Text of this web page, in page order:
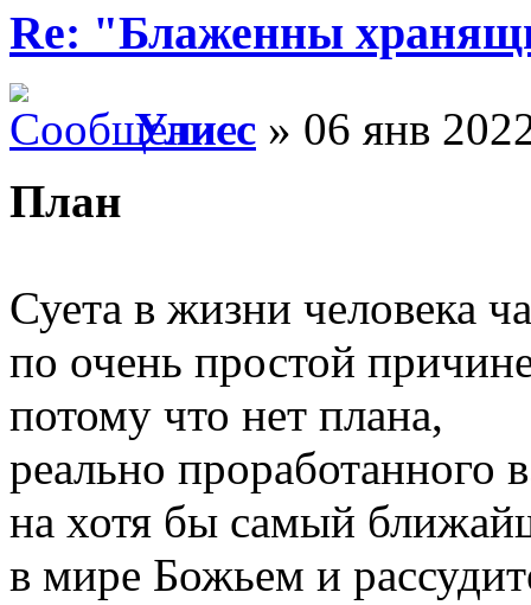
Re: "Блаженны
Улисс » 06 янв
План
Суета в жизни человека
по очень простой
потому что нет плана,
реально проработанного в
на хотя бы самый
в мире Божьем и